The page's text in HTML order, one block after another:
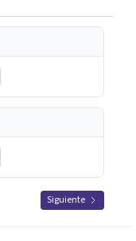
Siguiente